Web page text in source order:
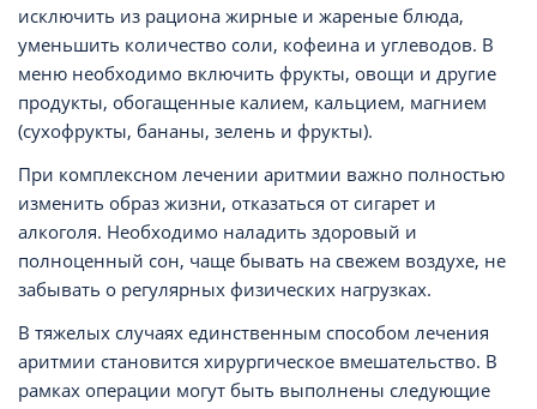
исключить из рациона жирные и жареные блюда,
уменьшить количество соли, кофеина и углеводов. В
меню необходимо включить фрукты, овощи и другие
продукты, обогащенные калием, кальцием, магнием
(сухофрукты, бананы, зелень и фрукты).
При комплексном лечении аритмии важно полностью
изменить образ жизни, отказаться от сигарет и
алкоголя. Необходимо наладить здоровый и
полноценный сон, чаще бывать на свежем воздухе, не
забывать о регулярных физических нагрузках.
В тяжелых случаях единственным способом лечения
аритмии становится хирургическое вмешательство. В
рамках операции могут быть выполнены следующие